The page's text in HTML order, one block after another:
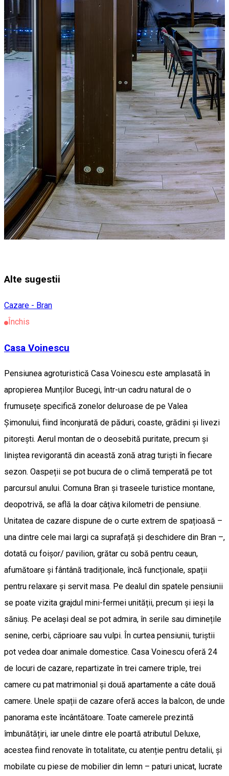
Alte sugestii
Cazare - Bran
Închis
Casa Voinescu
Pensiunea agroturistică Casa Voinescu este amplasată în
apropierea Munților Bucegi, într-un cadru natural de o
frumusețe specifică zonelor deluroase de pe Valea
Șimonului, fiind înconjurată de păduri, coaste, grădini și livezi
pitorești. Aerul montan de o deosebită puritate, precum și
liniștea revigorantă din această zonă atrag turiști în fiecare
sezon. Oaspeții se pot bucura de o climă temperată pe tot
parcursul anului. Comuna Bran și traseele turistice montane,
deopotrivă, se află la doar câțiva kilometri de pensiune.
Unitatea de cazare dispune de o curte extrem de spațioasă –
una dintre cele mai largi ca suprafață și deschidere din Bran –,
dotată cu foișor/ pavilion, grătar cu sobă pentru ceaun,
afumătoare și fântână tradiționale, încă funcționale, spații
pentru relaxare și servit masa. Pe dealul din spatele pensiunii
se poate vizita grajdul mini-fermei unității, precum și ieși la
săniuș. Pe același deal se pot admira, în serile sau diminețile
senine, cerbi, căprioare sau vulpi. În curtea pensiunii, turiștii
pot vedea doar animale domestice. Casa Voinescu oferă 24
de locuri de cazare, repartizate în trei camere triple, trei
camere cu pat matrimonial și două apartamente a câte două
camere. Unele spații de cazare oferă acces la balcon, de unde
panorama este încântătoare. Toate camerele prezintă
îmbunătățiri, iar unele dintre ele poartă atributul Deluxe,
acestea fiind renovate în totalitate, cu atenție pentru detalii, și
mobilate cu piese de mobilier din lemn – paturi unicat, lucrate